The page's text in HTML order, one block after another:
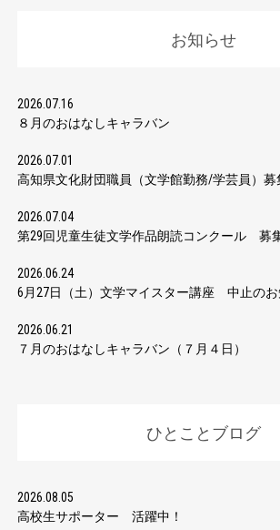
お知らせ
2026.07.16
８月のおはなしキャラバン
2026.07.01
高知県文化財団職員（文学館勤務/学芸員）募
2026.07.04
第29回児童生徒文学作品朗読コンクール 募
2026.06.24
6月27日（土）文学マイスター講座 中止の
2026.06.21
７月のおはなしキャラバン（７月４日）
ひとことブログ
2026.08.05
高校生サポーター 活躍中！